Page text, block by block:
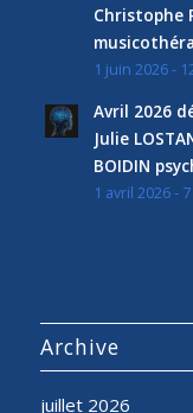
Christophe
1 juin 2026 -
Avril 2026
Julie
BOIDIN
1 avril 2026 -
Archive
juillet 2026